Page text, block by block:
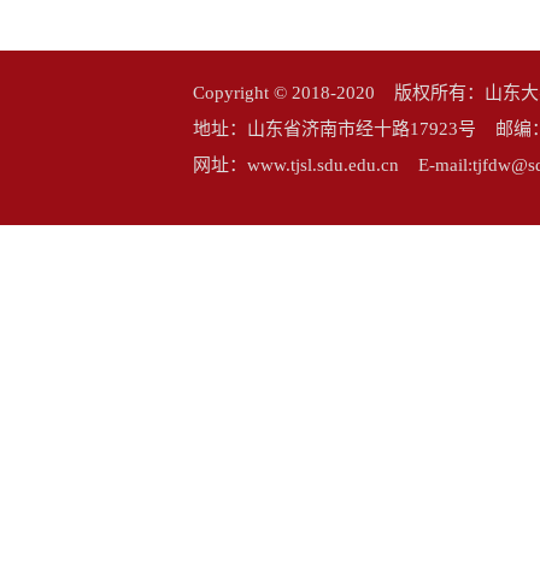
Copyright © 2018-2020 版权所有：山东
地址：山东省济南市经十路17923号 邮
网址：www.tjsl.sdu.edu.cn E-